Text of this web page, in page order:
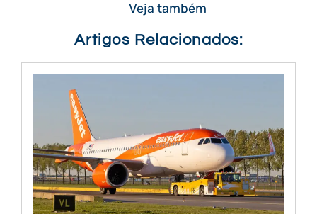
Veja também
Artigos Relacionados: